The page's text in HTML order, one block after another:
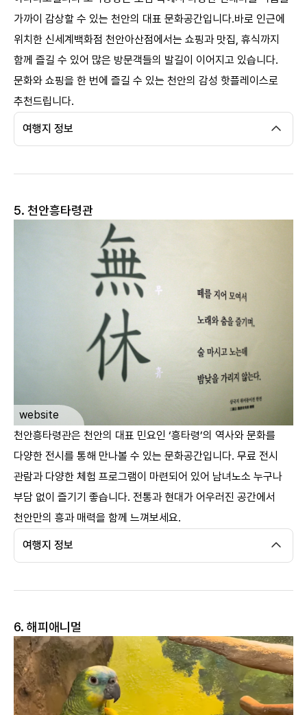
가까이 감상할 수 있는 천안의 대표 문화공간입니다.바로 인근에
위치한 신세계백화점 천안아산점에서는 쇼핑과 맛집, 휴식까지
함께 즐길 수 있어 많은 방문객들의 발길이 이어지고 있습니다.
문화와 쇼핑을 한 번에 즐길 수 있는 천안의 감성 핫플레이스로
추천드립니다.
여행지 정보
5. 천안흥타령관
website
ㅤ
천안흥타령관은 천안의 대표 민요인 ‘흥타령’의 역사와 문화를
다양한 전시를 통해 만나볼 수 있는 문화공간입니다. 무료 전시
관람과 다양한 체험 프로그램이 마련되어 있어 남녀노소 누구나
부담 없이 즐기기 좋습니다. 전통과 현대가 어우러진 공간에서
천안만의 흥과 매력을 함께 느껴보세요. ​
여행지 정보
6. 해피애니멀